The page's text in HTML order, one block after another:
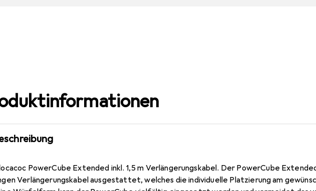
PowerCube Extended inkl. 1,5 m Verlängerungskabel. Der PowerCube
Verlängerungskabel ausgestattet, welches die individuelle Platzierung am